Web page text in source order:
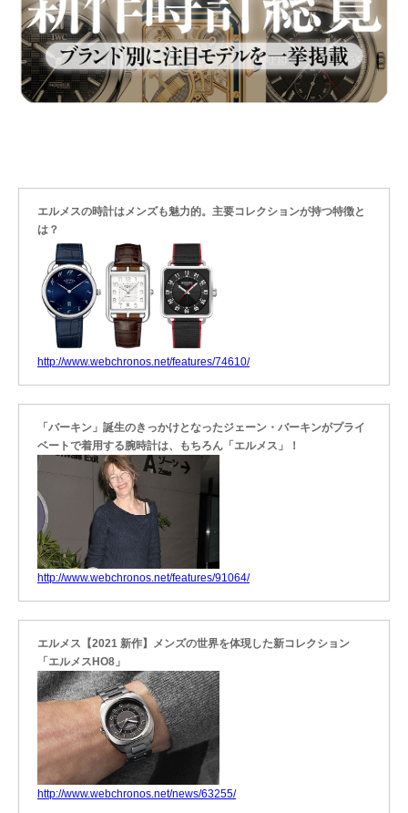
エルメスの時計はメンズも魅力的。主要コレクションが持つ特徴と
は？
http://www.webchronos.net/features/74610/
「バーキン」誕生のきっかけとなったジェーン・バーキンがプライ
ベートで着用する腕時計は、もちろん「エルメス」！
http://www.webchronos.net/features/91064/
エルメス【2021 新作】メンズの世界を体現した新コレクション
「エルメスHO8」
http://www.webchronos.net/news/63255/